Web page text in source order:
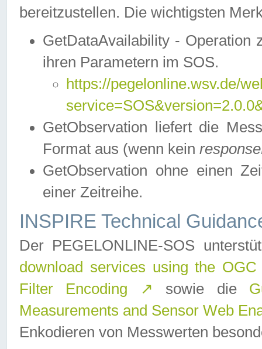
bereitzustellen. Die wichtigsten
GetDataAvailability - Operation
ihren Parametern im SOS.
https://pegelonline.wsv.de/
GetObservation liefert die
Format aus (wenn kein
GetObservation ohne einen
einer Zeitreihe.
INSPIRE Technical
Der PEGELONLINE-SOS
download services using the
Filter Encoding
↗ sowie die
Measurements and Sensor Web
Enkodieren von Messwerten